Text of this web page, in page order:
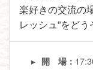
楽好きの交流の
レッシュ”をどう
開 場：